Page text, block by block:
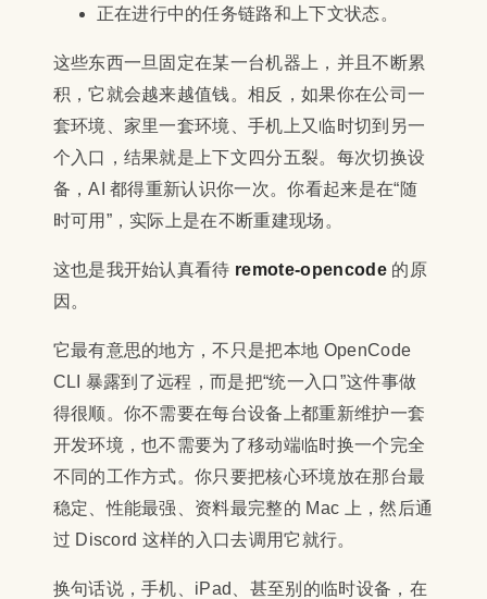
正在进行中的任务链路和上下文状态。
这些东西一旦固定在某一台机器上，并且不断累
积，它就会越来越值钱。相反，如果你在公司一
套环境、家里一套环境、手机上又临时切到另一
个入口，结果就是上下文四分五裂。每次切换设
备，AI 都得重新认识你一次。你看起来是在“随
时可用”，实际上是在不断重建现场。
这也是我开始认真看待 remote-opencode的原
因。
它最有意思的地方，不只是把本地 OpenCode
CLI 暴露到了远程，而是把“统一入口”这件事做
得很顺。你不需要在每台设备上都重新维护一套
开发环境，也不需要为了移动端临时换一个完全
不同的工作方式。你只要把核心环境放在那台最
稳定、性能最强、资料最完整的 Mac 上，然后通
过 Discord 这样的入口去调用它就行。
换句话说，手机、iPad、甚至别的临时设备，在